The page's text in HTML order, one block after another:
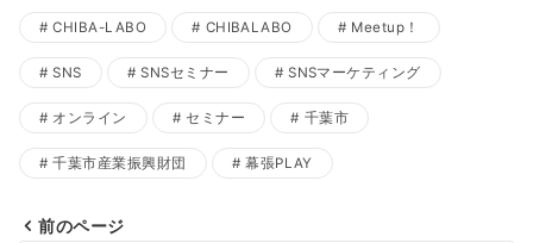
CHIBA-LABO CHIBALABO Meetup！
SNS SNSセミナー SNSマーケティング
オンライン セミナー 千葉市
千葉市産業振興財団 幕張PLAY
前のページ